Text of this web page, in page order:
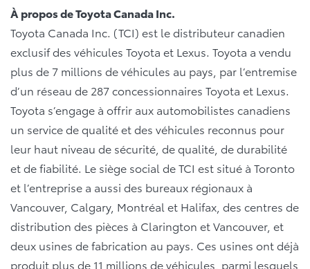
À propos de Toyota Canada Inc.
Toyota Canada Inc. (TCI) est le distributeur canadien
exclusif des véhicules Toyota et Lexus. Toyota a vendu
plus de 7 millions de véhicules au pays, par l’entremise
d’un réseau de 287 concessionnaires Toyota et Lexus.
Toyota s’engage à offrir aux automobilistes canadiens
un service de qualité et des véhicules reconnus pour
leur haut niveau de sécurité, de qualité, de durabilité
et de fiabilité. Le siège social de TCI est situé à Toronto
et l’entreprise a aussi des bureaux régionaux à
Vancouver, Calgary, Montréal et Halifax, des centres de
distribution des pièces à Clarington et Vancouver, et
deux usines de fabrication au pays. Ces usines ont déjà
produit plus de 11 millions de véhicules, parmi lesquels